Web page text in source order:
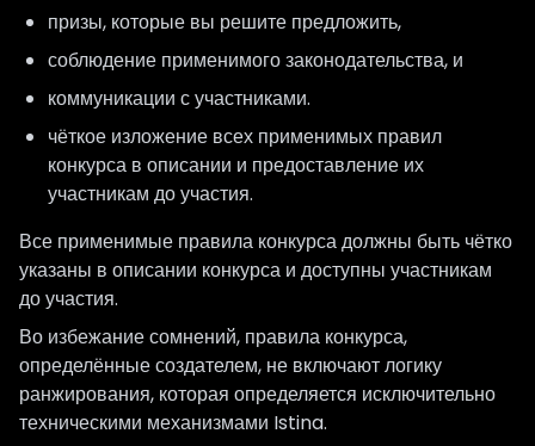
призы, которые вы решите предложить,
соблюдение применимого законодательства, и
коммуникации с участниками.
чёткое изложение всех применимых правил
конкурса в описании и предоставление их
участникам до участия.
Все применимые правила конкурса должны быть чётко
указаны в описании конкурса и доступны участникам
до участия.
Во избежание сомнений, правила конкурса,
определённые создателем, не включают логику
ранжирования, которая определяется исключительно
техническими механизмами Istina.